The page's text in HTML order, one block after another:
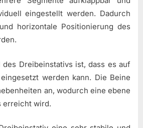
eingestellt werden. Dadurch
horizontale Positionierung des
Dreibeinstativs ist, dass es auf
werden kann. Die Beine
an, wodurch eine ebene
erreicht wird.